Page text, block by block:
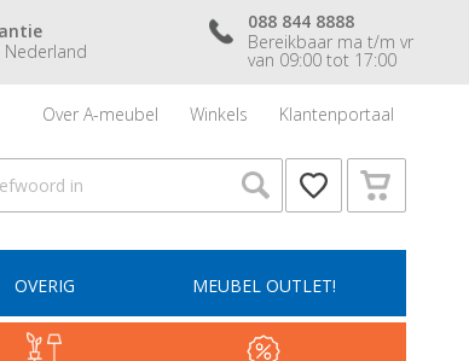
088 844 8888
Bereikbaar ma t/m vr
van 09:00 tot 17:00
Over A-meubel Winkels Klantenportaal
OVERIG MEUBEL OUTLET!